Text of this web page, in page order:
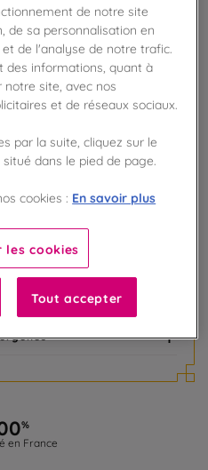
€
(83,22 €/kg)
AU PANIER
!
en magasin
fidélité !
Privilège
%
en France
de notre site
de sa personnalisation en
de l'analyse de notre trafic.
des informations, quant à
site, avec nos
et de réseaux sociaux.
par la suite, cliquez sur le
dans le pied de page.
cookies : En savoir plus
les cookies
Tout accepter